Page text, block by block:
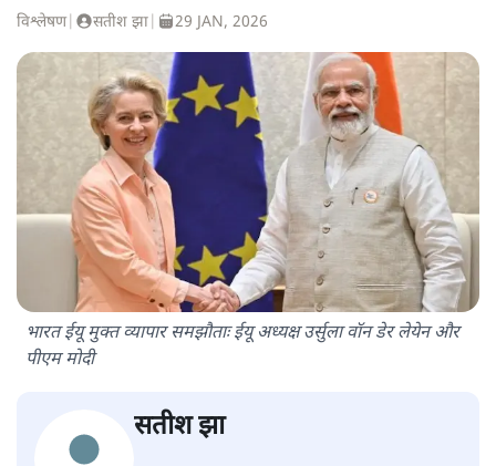
विश्लेषण| सतीश झा 29 JAN, 2026
भारत ईयू मुक्त व्यापार समझौताः ईयू अध्यक्ष उर्सुला वॉन डेर लेयेन और
पीएम मोदी
सतीश झा